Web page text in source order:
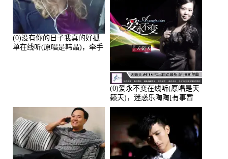
(0)没有你的日子我真的好孤
单在线听(原唱是韩晶)，牵手
(0)爱永不变在线听(原唱是天
籁天)，迷惑乐陶陶[有事暂
离]演唱点播:27678次